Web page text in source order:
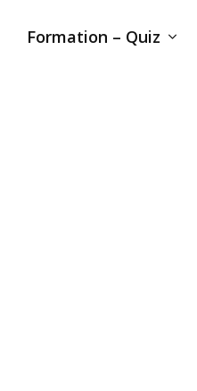
Formation – Quiz